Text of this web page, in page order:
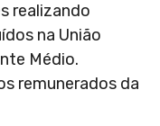
realizando
na União
Médio.
remunerados da